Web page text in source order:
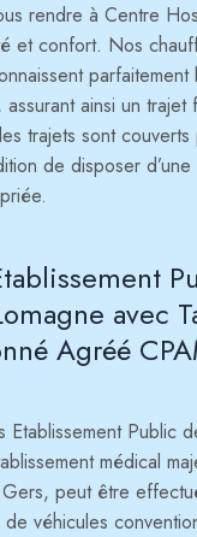
rendre à Centre
et confort. Nos
parfaitement
ainsi un trajet
trajets sont couverts
de disposer
avec
Agréé
Etablissement Public
médical
peut être
véhicules